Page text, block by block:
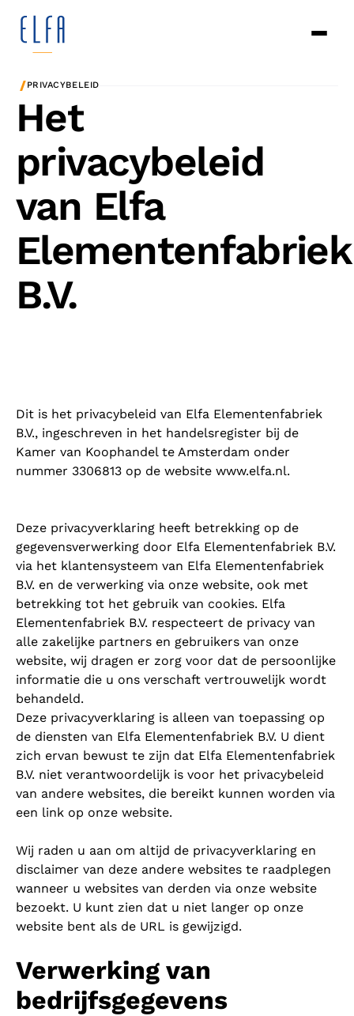
/PRIVACYBELEID
Het
privacybeleid
van Elfa
Elementenfabriek
B.V.
Dit is het privacybeleid van Elfa Elementenfabriek
B.V., ingeschreven in het handelsregister bij de
Kamer van Koophandel te Amsterdam onder
nummer 3306813 op de website www.elfa.nl.
Deze privacyverklaring heeft betrekking op de
gegevensverwerking door Elfa Elementenfabriek B.V.
via het klantensysteem van Elfa Elementenfabriek
B.V. en de verwerking via onze website, ook met
betrekking tot het gebruik van cookies. Elfa
Elementenfabriek B.V. respecteert de privacy van
alle zakelijke partners en gebruikers van onze
website, wij dragen er zorg voor dat de persoonlijke
informatie die u ons verschaft vertrouwelijk wordt
behandeld.
Deze privacyverklaring is alleen van toepassing op
de diensten van Elfa Elementenfabriek B.V. U dient
zich ervan bewust te zijn dat Elfa Elementenfabriek
B.V. niet verantwoordelijk is voor het privacybeleid
van andere websites, die bereikt kunnen worden via
een link op onze website.
Wij raden u aan om altijd de privacyverklaring en
disclaimer van deze andere websites te raadplegen
wanneer u websites van derden via onze website
bezoekt. U kunt zien dat u niet langer op onze
website bent als de URL is gewijzigd.
Verwerking van
bedrijfsgegevens